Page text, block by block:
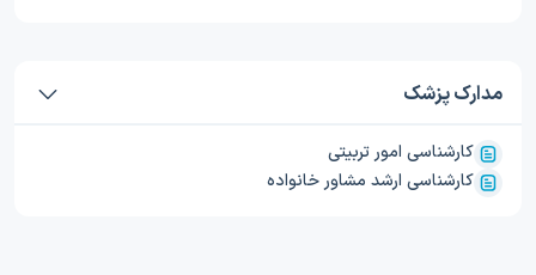
مدارک پزشک
کارشناسی امور تربیتی
کارشناسی ارشد مشاور خانواده